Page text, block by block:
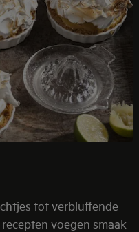
tot verbluffende
voegen smaak